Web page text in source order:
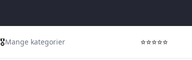
🎖️Mange kategorier ⭐⭐⭐⭐⭐